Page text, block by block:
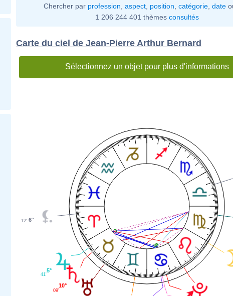
Chercher par profession aspect position catégorie date
1 206 244 401 thèmes consultés
Carte du ciel de Jean-Pierre Arthur Bernard
Sélectionnez un objet pour plus d'informations
6°
12'
5°
41'
10°
09'